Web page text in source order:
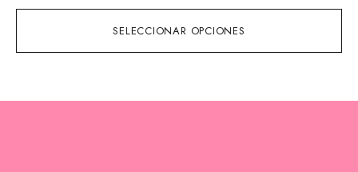
SELECCIONAR OPCIONES